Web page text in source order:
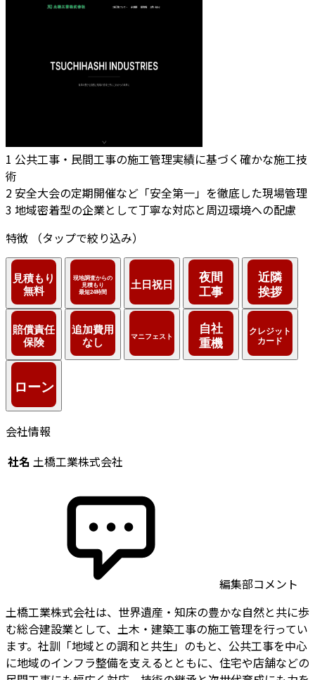
1 公共工事・民間工事の施工管理実績に基づく確かな施工技
術
2安全大会の定期開催など「安全第一」を徹底した現場管理
3 地域密着型の企業として丁寧な対応と周辺環境への配慮
特徴
（タップで絞り込み）
会社情報
社名 土橋工業株式会社
編集部コメント
土橋工業株式会社は、世界遺産・知床の豊かな自然と共に歩
む総合建設業として、土木・建築工事の施工管理を行ってい
ます。社訓「地域との調和と共生」のもと、公共工事を中心
に地域のインフラ整備を支えるとともに、住宅や店舗などの